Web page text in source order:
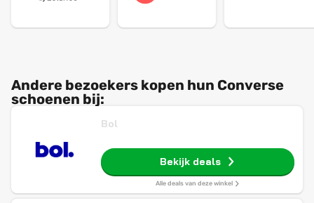
Andere bezoekers kopen hun Converse
schoenen bij:
Bol
Bekijk deals
Alle deals van deze winkel